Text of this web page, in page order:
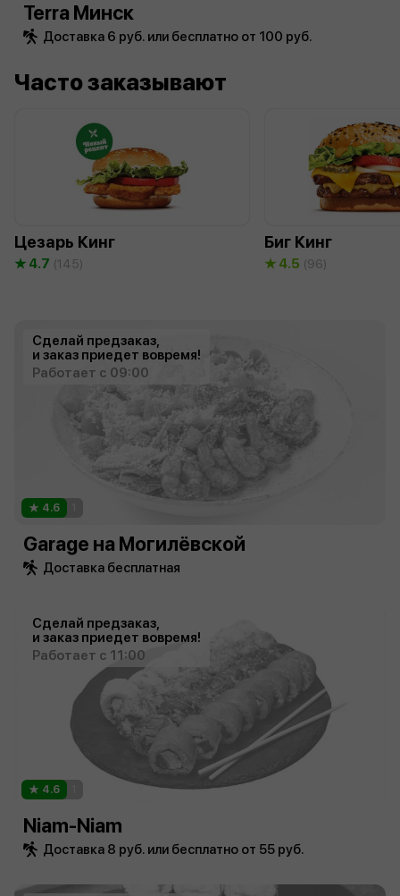
Terra Минск
Доставка 6 руб. или бесплатно от 100 руб.
Часто заказывают
Цезарь Кинг
4.7 (145)
Биг Кинг
4.5 (96)
Сделай предзаказ,
и заказ приедет вовремя!
Работает с 09:00
4.6
Garage на Могилёвской
Доставка бесплатная
Сделай предзаказ,
и заказ приедет вовремя!
Работает с 11:00
4.6
Niam-Niam
Доставка 8 руб. или бесплатно от 55 руб.